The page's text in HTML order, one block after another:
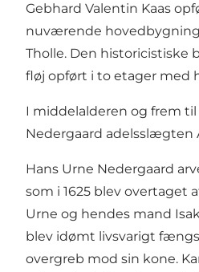
Gebhard Valentin Kaas
nuværende
Tholle. Den historicistiske
fløj opført i to etager med
I middelalderen og frem til
Nedergaard adelsslægten
Hans Urne Nedergaard
som i 1625 blev overtaget
Urne og hendes mand
blev idømt livsvarigt
overgreb mod sin kone.